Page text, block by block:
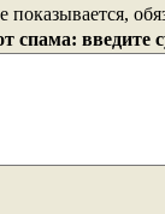
показывается,
спама: введите